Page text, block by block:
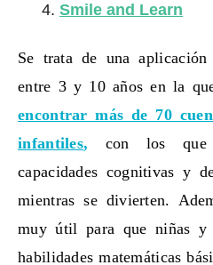
Smile and Learn
Se trata de una aplicación
entre 3 y 10 años en la
encontrar más de 70
infantiles, con los que
capacidades cognitivas y
mientras se divierten.
muy útil para que niñas y
habilidades matemáticas